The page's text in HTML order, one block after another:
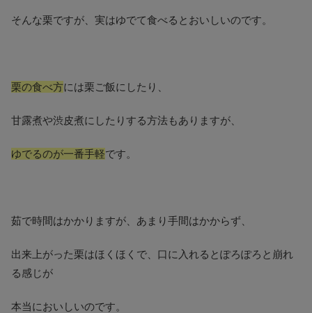
そんな栗ですが、実はゆでて食べるとおいしいのです。
栗の食べ方には栗ご飯にしたり、
甘露煮や渋皮煮にしたりする方法もありますが、
ゆでるのが一番手軽です。
茹で時間はかかりますが、あまり手間はかからず、
出来上がった栗はほくほくで、口に入れるとぽろぽろと崩れ
る感じが
本当においしいのです。